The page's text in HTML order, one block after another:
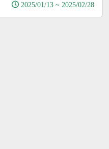
2025/01/13 ~ 2025/02/28